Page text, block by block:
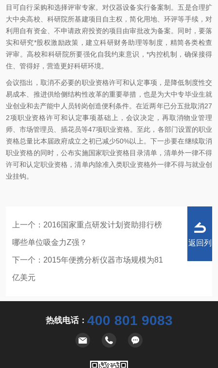
目可自行采购和选择评审专家。对仪器设备实行备案制。五是合理扩
大中央高校、科研院所基建项目自主权，简化用地、环评等手续，对
利用自有资金、不申请政府投资的项目由审批改为备案。同时，要落
实和研究*股权激励政策，建立科研财务助理等制度，精简各类检查
评审。高校和科研院所要强化自我约束意识，*内控机制，确保接得
住、管得好，营造更好科研环境。
会议指出，取消不必要的职业资格许可和认定事项，是降低制度性交
易成本、推进供给侧结构性改革的重要举措，也是为大中专毕业生就
业创业和去产能中人员转岗创造便利条件。在近两年已分五批取消27
2项职业资格许可和认定事项基础上，会议决定，再取消物业管理
师、市场管理员、插花员等47项职业资格。至此，各部门设置的职业
资格总量比本届政府成立之初已减少50%以上。下一步要在继续取消
职业资格的同时，公布实施国家职业资格目录清单，清单外一律不得
许可和认定职业资格，清单内除准入类职业资格外一律不得与就业创
业挂钩。
上一个： 2016国家重点研发计划资助排行榜
哪些单位吸金力Z强？
下一个： 2015年便携分析仪器市场规模为81
亿美元
返回列
热线电话： 400 801 9083